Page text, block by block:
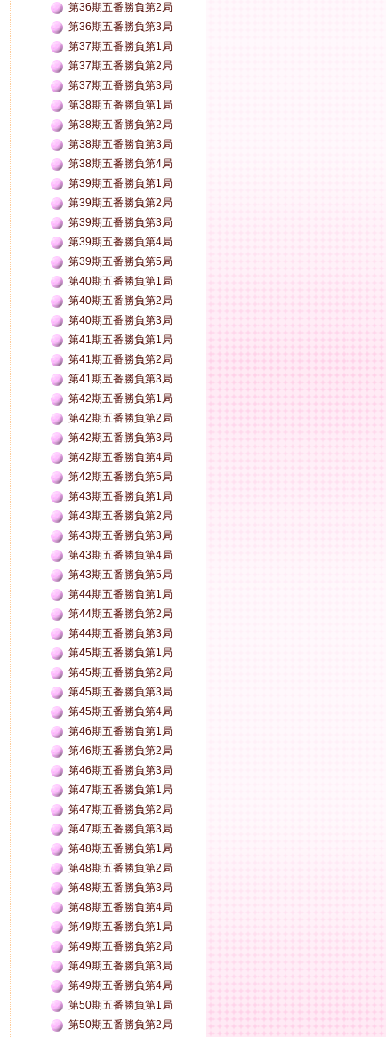
第36期五番勝負第2局
第36期五番勝負第3局
第37期五番勝負第1局
第37期五番勝負第2局
第37期五番勝負第3局
第38期五番勝負第1局
第38期五番勝負第2局
第38期五番勝負第3局
第38期五番勝負第4局
第39期五番勝負第1局
第39期五番勝負第2局
第39期五番勝負第3局
第39期五番勝負第4局
第39期五番勝負第5局
第40期五番勝負第1局
第40期五番勝負第2局
第40期五番勝負第3局
第41期五番勝負第1局
第41期五番勝負第2局
第41期五番勝負第3局
第42期五番勝負第1局
第42期五番勝負第2局
第42期五番勝負第3局
第42期五番勝負第4局
第42期五番勝負第5局
第43期五番勝負第1局
第43期五番勝負第2局
第43期五番勝負第3局
第43期五番勝負第4局
第43期五番勝負第5局
第44期五番勝負第1局
第44期五番勝負第2局
第44期五番勝負第3局
第45期五番勝負第1局
第45期五番勝負第2局
第45期五番勝負第3局
第45期五番勝負第4局
第46期五番勝負第1局
第46期五番勝負第2局
第46期五番勝負第3局
第47期五番勝負第1局
第47期五番勝負第2局
第47期五番勝負第3局
第48期五番勝負第1局
第48期五番勝負第2局
第48期五番勝負第3局
第48期五番勝負第4局
第49期五番勝負第1局
第49期五番勝負第2局
第49期五番勝負第3局
第49期五番勝負第4局
第50期五番勝負第1局
第50期五番勝負第2局